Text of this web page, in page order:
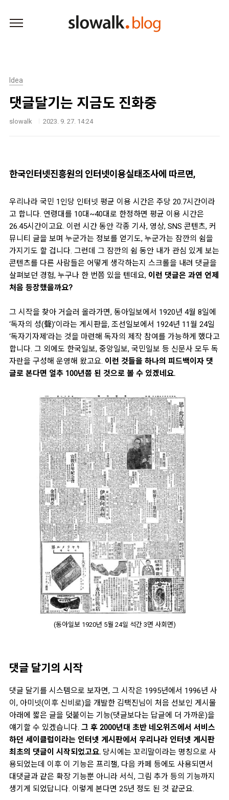
Idea
댓글달기는 지금도 진화중
slowalk 2023. 9. 27. 14:24
한국인터넷진흥원의 인터넷이용실태조사에 따르면,
우리나라 국민 1인당 인터넷 평균 이용 시간은 주당 20.7시간이라
고 합니다. 연령대를 10대~40대로 한정하면 평균 이용 시간은
26.45시간이고요. 이런 시간 동안 각종 기사, 영상, SNS 콘텐츠, 커
뮤니티 글을 보며 누군가는 정보를 얻기도, 누군가는 잠깐의 쉼을
가지기도 할 겁니다. 그런데 그 잠깐의 쉼 동안 내가 관심 있게 보는
콘텐츠를 다른 사람들은 어떻게 생각하는지 스크롤을 내려 댓글을
살펴보던 경험, 누구나 한 번쯤 있을 텐데요, 이런 댓글은 과연 언제
처음 등장했을까요?
그 시작을 찾아 거슬러 올라가면, 동아일보에서 1920년 4월 8일에
‘독자의 성(聲)’이라는 게시판을, 조선일보에서 1924년 11월 24일
‘독자기자제’라는 것을 마련해 독자의 제작 참여를 가능하게 했다고
합니다. 그 외에도 한국일보, 중앙일보, 국민일보 등 신문사 모두 독
자란을 구성해 운영해 왔고요. 이런 것들을 하나의 피드백이자 댓
글로 본다면 얼추 100년쯤 된 것으로 볼 수 있겠네요.
(동아일보 1920년 5월 24일 석간 3면 사회면)
댓글 달기의 시작
댓글 달기를 시스템으로 보자면, 그 시작은 1995년에서 1996년 사
이, 아미넷(이후 신비로)을 개발한 김택진님이 처음 선보인 게시물
아래에 짧은 글을 덧붙이는 기능(댓글보다는 답글에 더 가까운)을
얘기할 수 있겠습니다. 그 후 2000년대 초반 네오위즈에서 서비스
하던 세이클럽이라는 인터넷 게시판에서 우리나라 인터넷 게시판
최초의 댓글이 시작되었고요. 당시에는 꼬리말이라는 명칭으로 사
용되었는데 이후 이 기능은 프리챌, 다음 카페 등에도 사용되면서
대댓글과 같은 확장 기능뿐 아니라 서식, 그림 추가 등의 기능까지
생기게 되었답니다. 이렇게 본다면 25년 정도 된 것 같군요.